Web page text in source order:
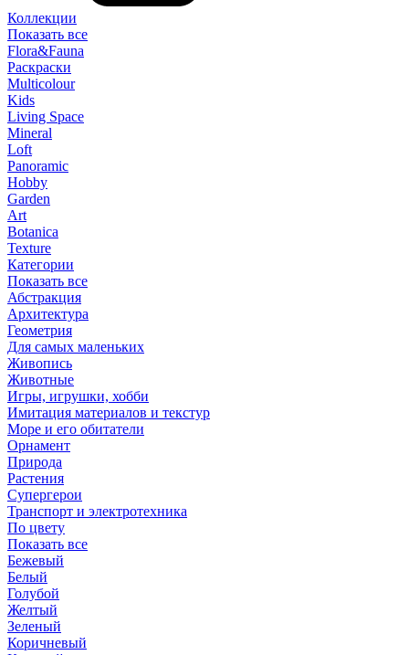
Коллекции
Показать все
Flora&Fauna
Раскраски
Multicolour
Kids
Living Space
Mineral
Loft
Panoramic
Hobby
Garden
Art
Botanica
Texture
Категории
Показать все
Абстракция
Архитектура
Геометрия
Для самых маленьких
Живопись
Животные
Игры, игрушки, хобби
Имитация материалов и текстур
Море и его обитатели
Орнамент
Природа
Растения
Супергерои
Транспорт и электротехника
По цвету
Показать все
Бежевый
Белый
Голубой
Желтый
Зеленый
Коричневый